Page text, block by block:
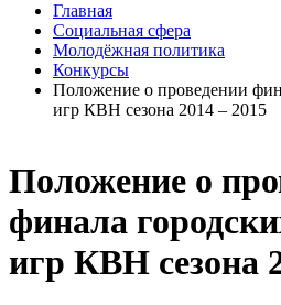
Положение о
финала
игр КВН сезона
Главная
Социальная сфера
Молодёжная политика
Конкурсы
Положение о проведении
игр КВН сезона 2014 – 2015